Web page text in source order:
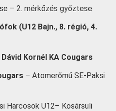
– 2. mérkőzés győztese
(U12 Bajn., 8. régió, 4.
Dávid Kornél KA Cougars
– Atomerőmű SE-Paksi
Harcosok U12– Kosársuli